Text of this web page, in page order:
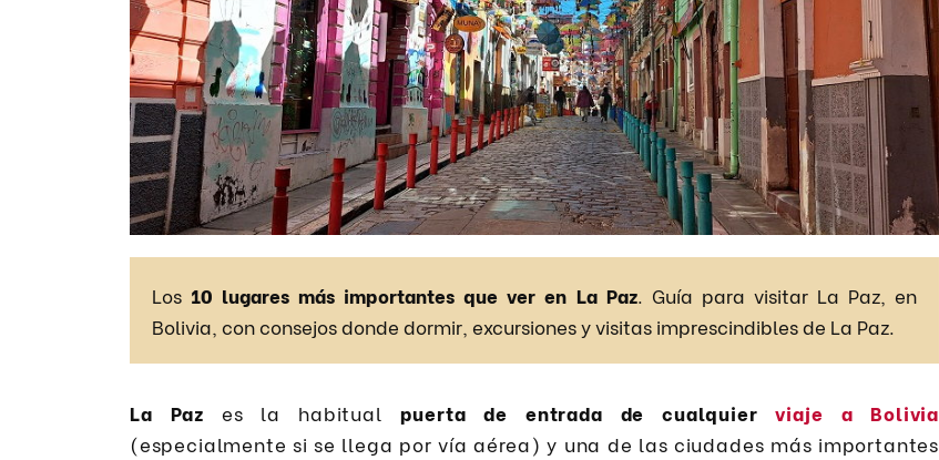
Los 10 lugares más importantes que ver en La Paz. Guía para visitar La Paz, en
Bolivia, con consejos donde dormir, excursiones y visitas imprescindibles de La Paz.
La Paz es la habitual puerta de entrada de cualquierviaje a Bolivia
(especialmente si se llega por vía aérea) y una de las ciudades más importantes